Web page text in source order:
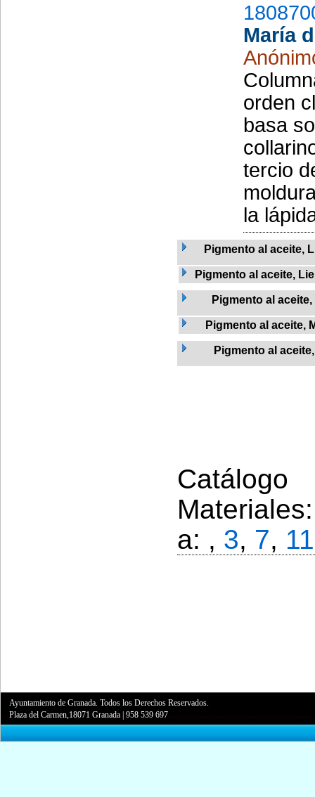
María
orden
basa
tercio
la
Pigmento al aceite,
Pigmento al aceite,
Pigmento al aceite,
Pigmento al aceite,
Pigmento al
a: , 3, 7, 11
Ayuntamiento de Granada. Todos los Derechos Reservados.
Plaza del Carmen,18071 Granada |958 539 697